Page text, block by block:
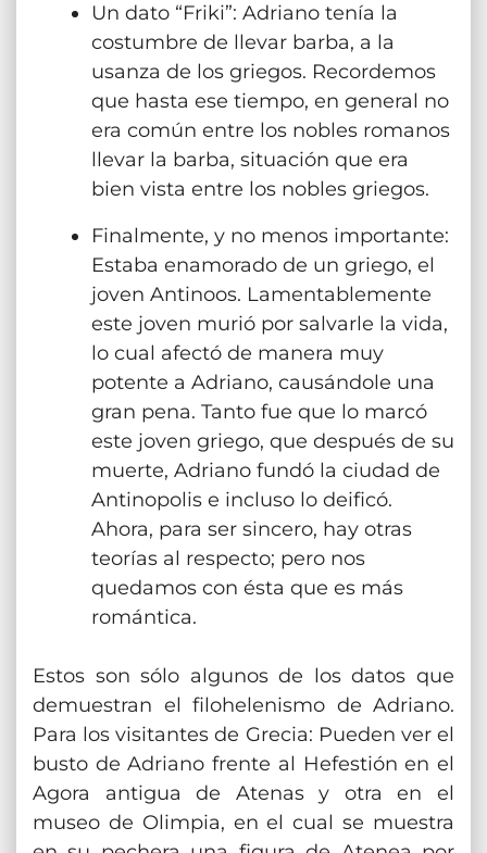
Un dato “Friki”: Adriano tenía la
costumbre de llevar barba, a la
usanza de los griegos. Recordemos
que hasta ese tiempo, en general no
era común entre los nobles romanos
llevar la barba, situación que era
bien vista entre los nobles griegos.
Finalmente, y no menos importante:
Estaba enamorado de un griego, el
joven Antinoos. Lamentablemente
este joven murió por salvarle la vida,
lo cual afectó de manera muy
potente a Adriano, causándole una
gran pena. Tanto fue que lo marcó
este joven griego, que después de su
muerte, Adriano fundó la ciudad de
Antinopolis e incluso lo deificó.
Ahora, para ser sincero, hay otras
teorías al respecto; pero nos
quedamos con ésta que es más
romántica.
Estos son sólo algunos de los datos que
demuestran el filohelenismo de Adriano.
Para los visitantes de Grecia: Pueden ver el
busto de Adriano frente al Hefestión en el
Agora antigua de Atenas y otra en el
museo de Olimpia, en el cual se muestra